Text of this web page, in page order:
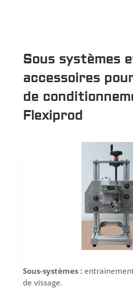
Sous systèmes
accessoires
de
Flexiprod
Sous-systèmes :
de vissage.